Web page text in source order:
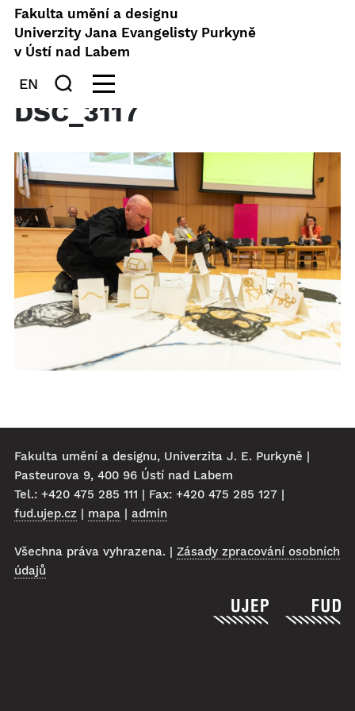
Fakulta umění a designu
Univerzity Jana Evangelisty Purkyně
v Ústí nad Labem
EN
DSC_3117
Fakulta umění a designu, Univerzita J. E. Purkyně |
Pasteurova 9, 400 96 Ústí nad Labem
Tel.: +420 475 285 111 | Fax: +420 475 285 127 |
fud.ujep.cz | mapa | admin
Všechna práva vyhrazena. | Zásady zpracování osobních
údajů